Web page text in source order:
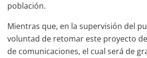
población.
Mientras que, en la supervisión del
voluntad de retomar este proyecto
de comunicaciones, el cual será de